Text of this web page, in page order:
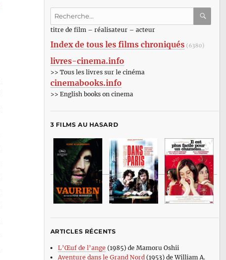
Recherche
:titre de film – réalisateur – acteur
Index de tous les films chroniqués (6380)
livres-cinema.info
>> Tous les livres sur le cinéma
cinemabooks.info
>> English books on cinema
3 FILMS AU HASARD
ARTICLES RÉCENTS
L’Œuf de l’ange (1985) de Mamoru Oshii
Aventure dans le Grand Nord (1953) de William A.